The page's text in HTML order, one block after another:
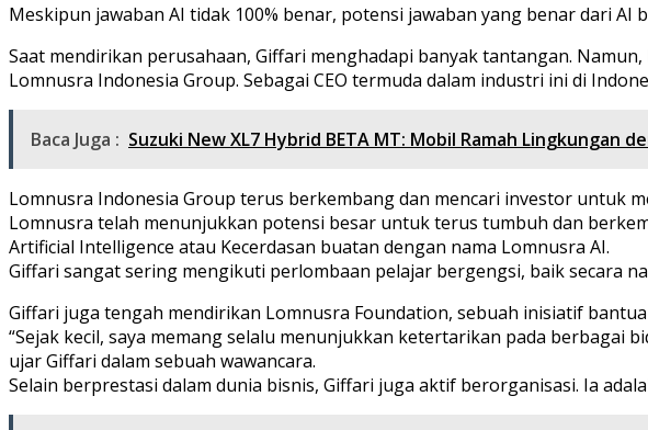
Meskipun jawaban AI tidak 100% benar, potensi jawaban yang benar dari
Saat mendirikan perusahaan, Giffari menghadapi banyak tantangan.
Lomnusra Indonesia Group. Sebagai CEO termuda dalam industri ini di
Baca Juga : Suzuki New XL7 Hybrid BETA MT: Mobil Ramah Lingkungan
Lomnusra Indonesia Group terus berkembang dan mencari investor untuk
Lomnusra telah menunjukkan potensi besar untuk terus tumbuh dan
Artificial Intelligence atau Kecerdasan buatan dengan nama Lomnusra AI.
Giffari sangat sering mengikuti perlombaan pelajar bergengsi, baik secara
Giffari juga tengah mendirikan Lomnusra Foundation, sebuah inisiatif
“Sejak kecil, saya memang selalu menunjukkan ketertarikan pada berbagai
ujar Giffari dalam sebuah wawancara.
Selain berprestasi dalam dunia bisnis, Giffari juga aktif berorganisasi. Ia